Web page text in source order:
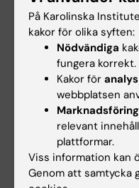
2025;5(1):390
A national cohort
prescription and
health care-related
Kruger C; Franck J;
Gissler M;
ARTICLE:ACTA
2025;152(2):94-103
Pharmacological
Disorder and Risk
På Karolinska
kakor för olika syften:
Nödvändiga
fungera korrekt.
Kakor för analys
webbplatsen
relevant
plattformar.
Viss information kan
Genom att samtycka